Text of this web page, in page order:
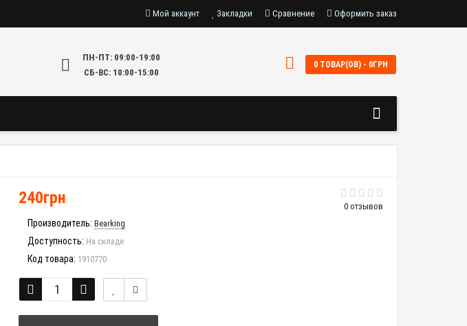
Мой аккаунт Закладки Сравнение Оформить заказ
ПН-ПТ: 09:00-19:00
СБ-ВС: 10:00-15:00
0 ТОВАР(ОВ) - 0ГРН
0 отзывов
240грн
Производитель: Bearking
Доступность: На складе
Код товара: 1910770